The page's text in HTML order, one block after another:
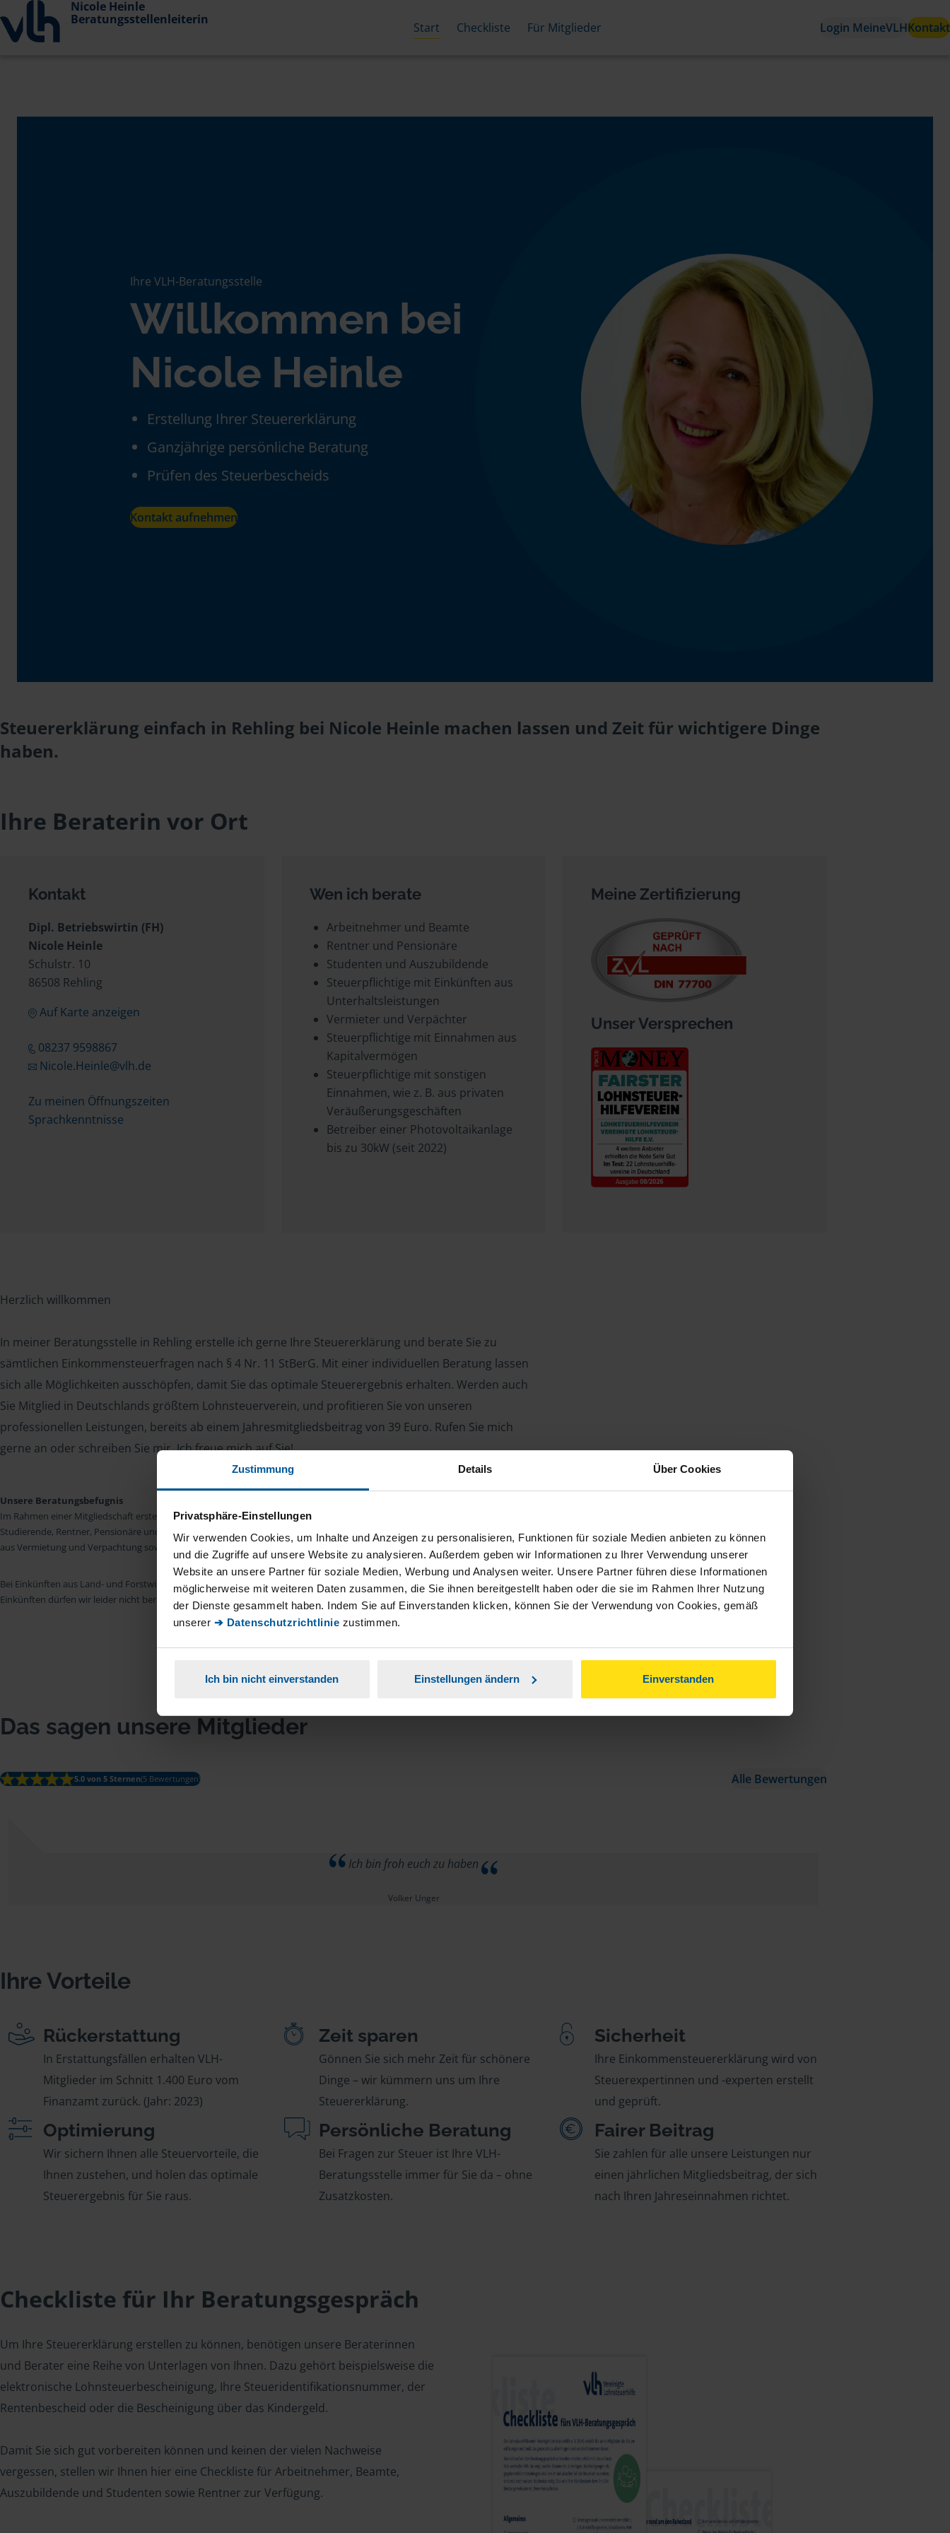
Zustimmung Details Über Cookies
Privatsphäre-Einstellungen
Wir verwenden Cookies, um Inhalte und Anzeigen zu personalisieren, Funktionen für soziale Medien anbieten zu können
und die Zugriffe auf unsere Website zu analysieren. Außerdem geben wir Informationen zu Ihrer Verwendung unserer
Website an unsere Partner für soziale Medien, Werbung und Analysen weiter. Unsere Partner führen diese Informationen
möglicherweise mit weiteren Daten zusammen, die Sie ihnen bereitgestellt haben oder die sie im Rahmen Ihrer Nutzung
der Dienste gesammelt haben. Indem Sie auf Einverstanden klicken, können Sie der Verwendung von Cookies, gemäß
unserer ➔ Datenschutzrichtlinie zustimmen.
Ich bin nicht einverstanden Einstellungen ändern Einverstanden
Nicole Heinle
Beratungsstellenleiterin
Start Checkliste Für Mitglieder Login MeineVLHKontakt
Ihre VLH-Beratungsstelle
Willkommen bei
Nicole Heinle
Erstellung Ihrer Steuererklärung
Ganzjährige persönliche Beratung
Prüfen des Steuerbescheids
Kontakt aufnehmen
Steuererklärung einfach in Rehling bei Nicole Heinle machen lassen und Zeit für wichtigere Dinge
haben.
Ihre Beraterin vor Ort
Kontakt
Dipl. Betriebswirtin (FH)
Nicole Heinle
Schulstr. 10
86508 Rehling
Auf Karte anzeigen
08237 9598867
Nicole.Heinle@vlh.de
Zu meinen Öffnungszeiten
Sprachkenntnisse
Wen ich berate
Arbeitnehmer und Beamte
Rentner und Pensionäre
Studenten und Auszubildende
Steuerpflichtige mit Einkünften aus
Unterhaltsleistungen
Vermieter und Verpächter
Steuerpflichtige mit Einnahmen aus
Kapitalvermögen
Steuerpflichtige mit sonstigen
Einnahmen, wie z. B. aus privaten
Veräußerungsgeschäften
Betreiber einer Photovoltaikanlage
bis zu 30kW (seit 2022)
Meine Zertifizierung
Unser Versprechen
Herzlich willkommen
In meiner Beratungsstelle in Rehling erstelle ich gerne Ihre Steuererklärung und berate Sie zu
sämtlichen Einkommensteuerfragen nach § 4 Nr. 11 StBerG. Mit einer individuellen Beratung lassen
sich alle Möglichkeiten ausschöpfen, damit Sie das optimale Steuerergebnis erhalten. Werden auch
Sie Mitglied in Deutschlands größtem Lohnsteuerverein, und profitieren Sie von unseren
professionellen Leistungen, bereits ab einem Jahresmitgliedsbeitrag von 39 Euro. Rufen Sie mich
gerne an oder schreiben Sie mir. Ich freue mich auf Sie!
Unsere Beratungsbefugnis
Im Rahmen einer Mitgliedschaft erstellen wir die Einkommensteuererklärung für Arbeitnehmer, Beamte, Auszubildende,
Studierende, Rentner, Pensionäre und Unterhaltsempfänger nach § 4 Nr. 11 Steuerberatungsgesetz (StBerG). Auch bei Einkünften
aus Vermietung und Verpachtung sowie Kapitalerträgen sind wir in vielen Fällen der geeignete Dienstleister für Sie.
Bei Einkünften aus Land- und Forstwirtschaft, aus Gewerbebetrieb, aus selbstständiger Tätigkeit und umsatzsteuerpflichtigen
Einkünften dürfen wir leider nicht beraten.
Das sagen unsere Mitglieder
5.0 von 5 Sternen(5 Bewertungen) Alle Bewertungen
Ich bin froh euch zu haben
Volker Unger
Ihre Vorteile
Rückerstattung
In Erstattungsfällen erhalten VLH-
Mitglieder im Schnitt 1.400 Euro vom
Finanzamt zurück. (Jahr: 2023)
Zeit sparen
Gönnen Sie sich mehr Zeit für schönere
Dinge – wir kümmern uns um Ihre
Steuererklärung.
Sicherheit
Ihre Einkommensteuererklärung wird von
Steuerexpertinnen und -experten erstellt
und geprüft.
Optimierung
Wir sichern Ihnen alle Steuervorteile, die
Ihnen zustehen, und holen das optimale
Steuerergebnis für Sie raus.
Persönliche Beratung
Bei Fragen zur Steuer ist Ihre VLH-
Beratungsstelle immer für Sie da – ohne
Zusatzkosten.
Fairer Beitrag
Sie zahlen für alle unsere Leistungen nur
einen jährlichen Mitgliedsbeitrag, der sich
nach Ihren Jahreseinnahmen richtet.
Checkliste für Ihr Beratungsgespräch
Um Ihre Steuererklärung erstellen zu können, benötigen unsere Beraterinnen
und Berater eine Reihe von Unterlagen von Ihnen. Dazu gehört beispielsweise die
elektronische Lohnsteuerbescheinigung, Ihre Steueridentifikationsnummer, der
Rentenbescheid oder die Bescheinigung über das Kindergeld.
Damit Sie sich gut vorbereiten können und keinen der vielen Nachweise
vergessen, stellen wir Ihnen hier eine Checkliste für Arbeitnehmer, Beamte,
Auszubildende und Studenten sowie Rentner zur Verfügung.